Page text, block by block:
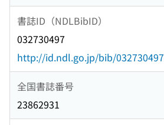
書誌ID（NDLBibID）
032730497
http://id.ndl.go.jp/bib/032730497
全国書誌番号
23862931